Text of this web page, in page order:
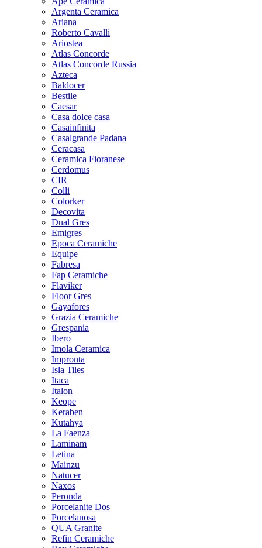
Argenta Ceramica
Ariana
Roberto Cavalli
Ariostea
Atlas Concorde
Atlas Concorde Russia
Azteca
Baldocer
Bestile
Caesar
Casa dolce casa
Casainfinita
Casalgrande Padana
Ceracasa
Ceramica Fioranese
Cerdomus
CIR
Colli
Colorker
Decovita
Dual Gres
Emigres
Epoca Ceramiche
Equipe
Fabresa
Fap Ceramiche
Flaviker
Floor Gres
Gayafores
Grazia Ceramiche
Grespania
Ibero
Imola Ceramica
Impronta
Isla Tiles
Itaca
Italon
Keope
Keraben
Kutahya
La Faenza
Laminam
Letina
Mainzu
Natucer
Naxos
Peronda
Porcelanite Dos
Porcelanosa
QUA Granite
Refin Ceramiche